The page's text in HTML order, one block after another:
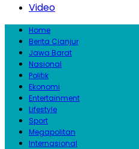
Video
Home
Berita Cianjur
Jawa Barat
Nasional
Politik
Ekonomi
Entertainment
Lifestyle
Sport
Megapolitan
Internasional